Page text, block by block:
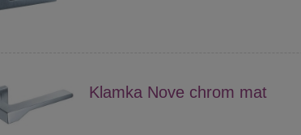
Klamka Nove chrom mat